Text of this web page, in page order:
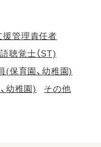
援管理責任者
聴覚士（ST)
(保育園、幼稚園)
幼稚園) その他